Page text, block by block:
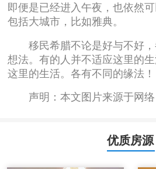
即便是已经进入午夜，也依然
包括大城市，比如雅典。
移民希腊不论是好与不好，
想法。有的人并不适应这里的
这里的生活。各有不同的缘法！
声明：本文图片来源于网络
优质房源